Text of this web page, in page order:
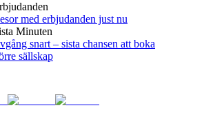
med erbjudanden just nu
Minuten
snart – sista chansen att boka
sällskap